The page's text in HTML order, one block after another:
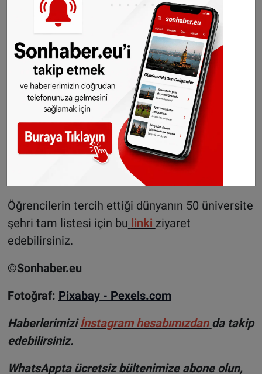
1. Melbourne (Australia)
2. Berlin (Germany)
3. Newcastle (United Kingdom)
4. Brno (Czechia)
5. Seoul (South Korea)
6. Vienna (Austria)
7. Galway (Ireland)
8. Warsaw (Poland)
9. Montreal (Canada)
10. Singapore (Singapore)
Öğrencilerin tercih ettiği dünyanın 50 üniversite
şehri tam listesi için bu linki ziyaret
edebilirsiniz.
©Sonhaber.eu
Fotoğraf: Pixabay - Pexels.com
Haberlerimiziİnstagram hesabımızdan da takip
edebilirsiniz.
WhatsAppta ücretsiz bültenimize abone olun,